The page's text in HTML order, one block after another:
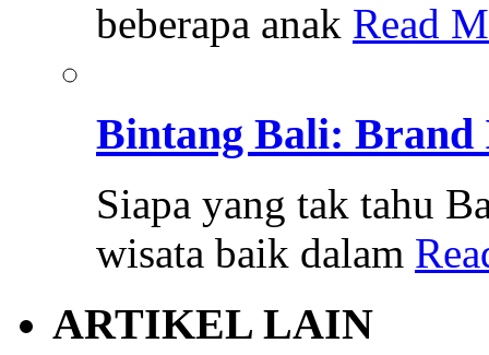
beberapa anak Read
Bintang Bali:
Siapa yang tak tahu
wisata baik dalam
ARTIKEL LAIN